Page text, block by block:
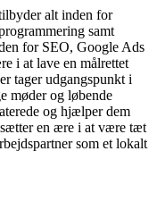
alt inden for
samt
for SEO, Google Ads
i at lave en målrettet
tager udgangspunkt i
møder og løbende
og hjælper dem
sætter en ære i at være tæt
som et lokalt